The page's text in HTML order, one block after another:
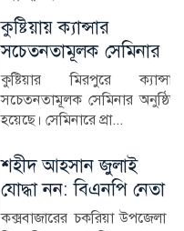
লাখ টাকার ফল-নাস্তা নিয়ে
সাবেক ইউএনওকে ঘিরে
প্রশ্ন
কুষ্টিয়ার মিরপুর উপজেলার সাবেক
নির্বাহী কর্মকর্তা (ইউএনও)
হাসিনা দিল্লিতে,
পরিবারের অন্য সদস্যরা
কে কোথায়?